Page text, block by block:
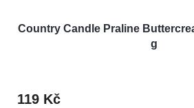
Country Candle Praline
g
119 Kč